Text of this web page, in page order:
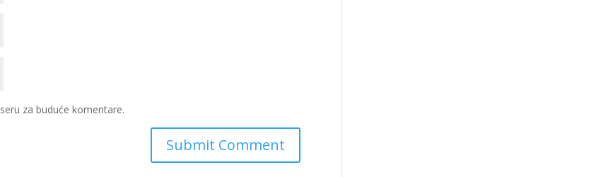
za buduće komentare.